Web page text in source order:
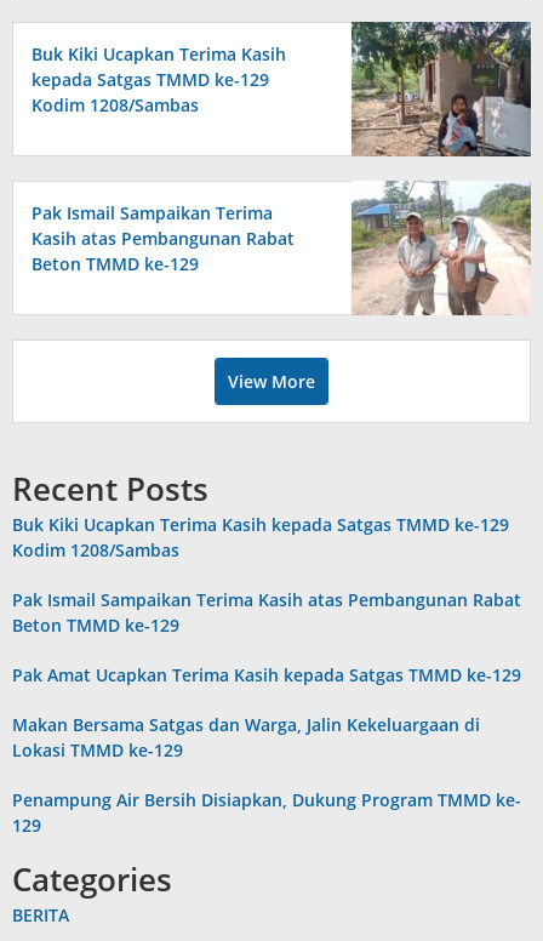
Buk Kiki Ucapkan Terima Kasih
kepada Satgas TMMD ke-129
Kodim 1208/Sambas
Pak Ismail Sampaikan Terima
Kasih atas Pembangunan Rabat
Beton TMMD ke-129
View More
Recent Posts
Buk Kiki Ucapkan Terima Kasih kepada Satgas TMMD ke-129
Kodim 1208/Sambas
Pak Ismail Sampaikan Terima Kasih atas Pembangunan Rabat
Beton TMMD ke-129
Pak Amat Ucapkan Terima Kasih kepada Satgas TMMD ke-129
Makan Bersama Satgas dan Warga, Jalin Kekeluargaan di
Lokasi TMMD ke-129
Penampung Air Bersih Disiapkan, Dukung Program TMMD ke-
129
Categories
BERITA